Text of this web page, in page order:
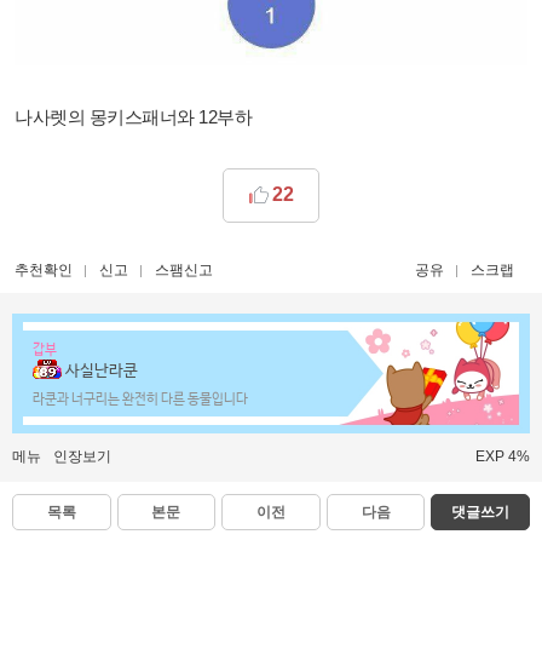
나사렛의 몽키스패너와 12부하
22
추천확인 신고 스팸신고 공유 스크랩
갑부
사실난라쿤
라쿤과 너구리는 완전히 다른 동물입니다
메뉴 인장보기 EXP 4%
목록 본문 이전 다음 댓글쓰기